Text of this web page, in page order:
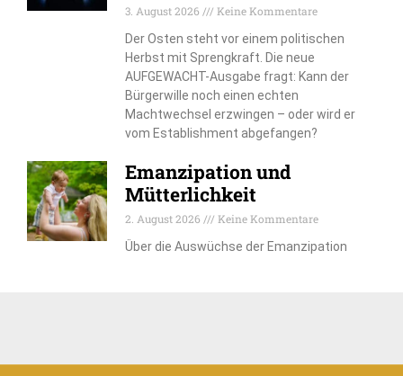
3. August 2026
Keine Kommentare
Der Osten steht vor einem politischen
Herbst mit Sprengkraft. Die neue
AUFGEWACHT-Ausgabe fragt: Kann der
Bürgerwille noch einen echten
Machtwechsel erzwingen – oder wird er
vom Establishment abgefangen?
Emanzipation und
Mütterlichkeit
2. August 2026
Keine Kommentare
Über die Auswüchse der Emanzipation